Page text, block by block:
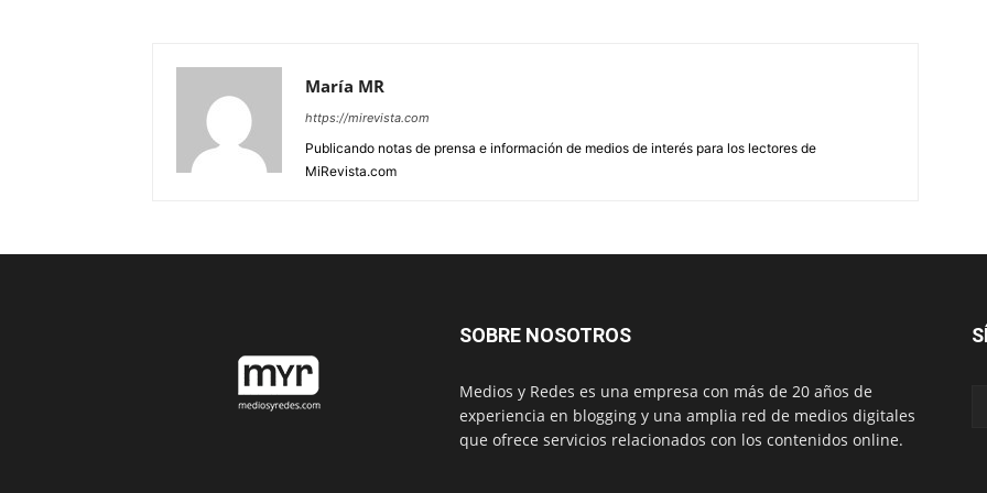
María MR
https://mirevista.com
Publicando notas de prensa e información de medios de interés para los lectores de
MiRevista.com
SOBRE NOSOTROS
Medios y Redes es una empresa con más de 20 años de
experiencia en blogging y una amplia red de medios digitales
que ofrece servicios relacionados con los contenidos online.